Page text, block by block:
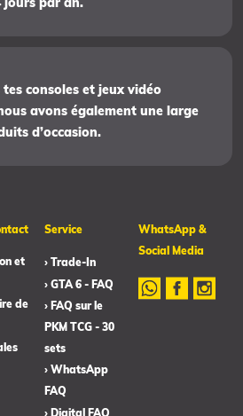
tes consoles et jeux vidéo
avons également une large
d’occasion.
et
de
Service
› Trade-In
› GTA 6 - FAQ
› FAQ sur le
PKM TCG - 30
sets
› WhatsApp
FAQ
› Digital FAQ
WhatsApp &
Social Media